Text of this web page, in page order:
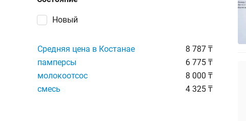
Новый
Средняя цена в Костанае
8 787 ₸
памперсы
6 775 ₸
молокоотсос
8 000 ₸
смесь
4 325 ₸